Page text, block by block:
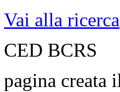
Vai alla ricerca
CED BCRS
pagina creata